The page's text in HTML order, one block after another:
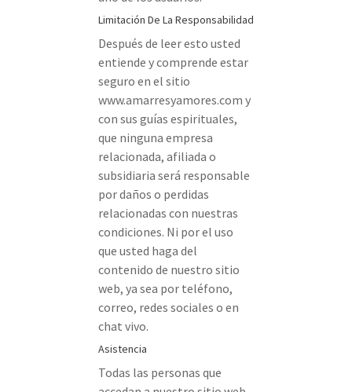
Limitación De La Responsabilidad
Después de leer esto usted
entiende y comprende estar
seguro en el sitio
www.amarresyamores.com y
con sus guías espirituales,
que ninguna empresa
relacionada, afiliada o
subsidiaria será responsable
por daños o perdidas
relacionadas con nuestras
condiciones. Ni por el uso
que usted haga del
contenido de nuestro sitio
web, ya sea por teléfono,
correo, redes sociales o en
chat vivo.
Asistencia
Todas las personas que